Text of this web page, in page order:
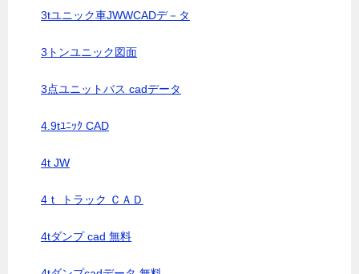
3tユニック車JWWCADデ－タ
3トンユニック図面
3点ユニットバス cadデータ
4.9tﾕﾆｯｸ CAD
4t JW
4ｔ トラック ＣＡＤ
4tダンプ cad 無料